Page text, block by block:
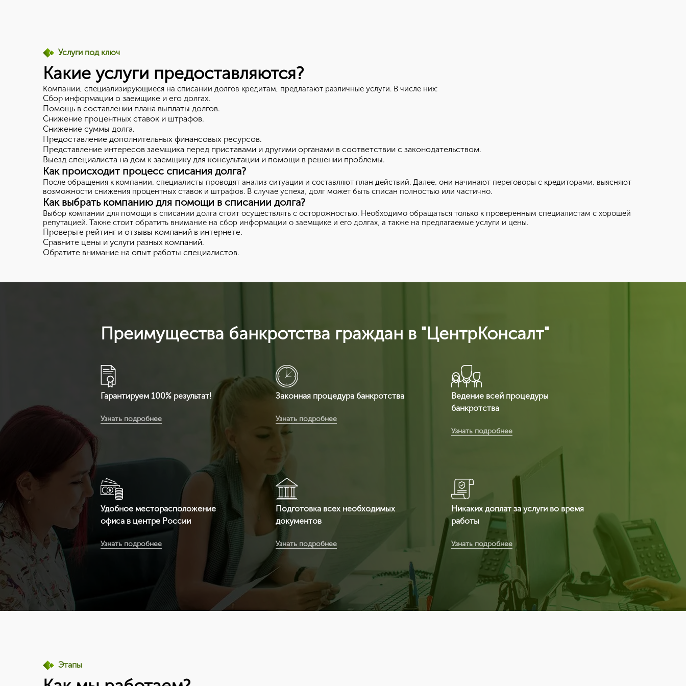
Услуги под ключ
Какие услуги предоставляются?
Компании, специализирующиеся на списании долгов кредитам, предлагают различные услуги. В числе них:
Сбор информации о заемщике и его долгах.
Помощь в составлении плана выплаты долгов.
Снижение процентных ставок и штрафов.
Снижение суммы долга.
Предоставление дополнительных финансовых ресурсов.
Представление интересов заемщика перед приставами и другими органами в соответствии с законодательством.
Выезд специалиста на дом к заемщику для консультации и помощи в решении проблемы.
Как происходит процесс списания долга?
После обращения к компании, специалисты проводят анализ ситуации и составляют план действий. Далее, они начинают переговоры с кредиторами, выясняют
возможности снижения процентных ставок и штрафов. В случае успеха, долг может быть списан полностью или частично.
Как выбрать компанию для помощи в списании долга?
Выбор компании для помощи в списании долга стоит осуществлять с осторожностью. Необходимо обращаться только к проверенным специалистам с хорошей
репутацией. Также стоит обратить внимание на сбор информации о заемщике и его долгах, а также на предлагаемые услуги и цены.
Проверьте рейтинг и отзывы компаний в интернете.
Сравните цены и услуги разных компаний.
Обратите внимание на опыт работы специалистов.
Преимущества банкротства граждан в "ЦентрКонсалт"
Гарантируем 100% результат!
комплектацию документов:
использ
Узнать подробнее
Законная процедура банкротства
т.к. ЦентрКонсалт являемся
сертификационным центром и делаем
Узнать подробнее
Ведение всей процедуры
банкротства
сертификата ИСО 14001 от 2 часов
Узнать подробнее
Удобное месторасположение
офиса в центре России
Вы получите бесплатную доставку
сертификата и приложенных к нему
Узнать подробнее
Подготовка всех необходимых
документов
защитой. Специальные бланки (наша
производстве, где печатаются бланки
под государств
Узнать подробнее
Никаких доплат за услуги во время
работы
Вы получаете сертификат ИСО по
выгодным расценкам (т.к. мы являемся
федеральной компанией и можем
позволить себе не «задирать» цены) в
среднем от
Узнать подробнее
Этапы